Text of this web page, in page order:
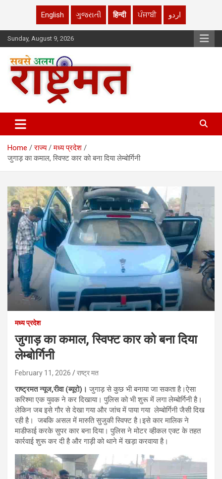
English ગુજરાતી हिन्दी ਪੰਜਾਬੀ اردو
Skip
to
Sunday, August 9, 2026
rashtrmat.com
Home राज्य
मध्य प्रदेश
जुगाड़ का कमाल, स्विफ्ट कार को बना दिया लेम्बोर्गिनी
मध्य प्रदेश
जुगाड़ का कमाल, स्विफ्ट कार को बना दिया
लेम्बोर्गिनी
February 11, 2026 राष्ट्र मत
राष्ट्रमत न्यूज,रीवा (ब्यूरो)। जुगाड़ से कुछ भी बनाया जा सकता है।ऐसा
करिश्मा एक युवक ने कर दिखाया। पुलिस को भी शुरू में लगा लेम्बोर्गिनी है।
लेकिन जब इसे गौर से देखा गया और जांच में पाया गया लेम्बोर्गिनी जैसी दिख
रही है। जबकि असल में मारुति सुजुकी स्विफ्ट है।इसे कार मालिक ने
माडीफाई करके सुपर कार बना दिया। पुलिस ने मोटर व्हीकल एक्ट के तहत
कार्रवाई शुरू कर दी है और गाड़ी को थाने में खड़ा करवाया है।